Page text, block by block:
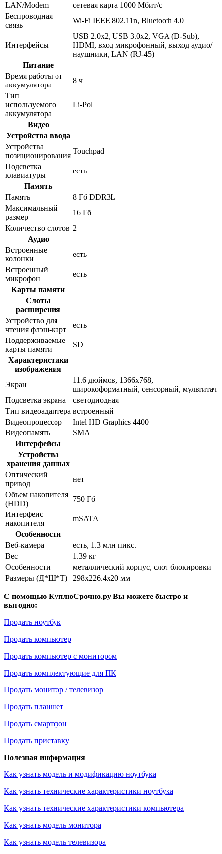
LAN/Modem
сетевая карта 1000 Мбит/c
Беспроводная
связь
Wi-Fi IEEE 802.11n, Bluetooth 4.0
Интерфейсы
USB 2.0x2, USB 3.0x2, VGA (D-Sub),
HDMI, вход микрофонный, выход аудио/
наушники, LAN (RJ-45)
Питание
Время работы от
аккумулятора
8 ч
Тип
используемого
аккумулятора
Li-Pol
Видео
Устройства ввода
Устройства
позиционирования
Touchpad
Подсветка
клавиатуры
есть
Память
Память
8 Гб DDR3L
Максимальный
размер
16 Гб
Количество слотов 2
Аудио
Встроенные
колонки
есть
Встроенный
микрофон
есть
Карты памяти
Слоты
расширения
Устройство для
чтения флэш-карт
есть
Поддерживаемые
карты памяти
SD
Характеристики
изображения
Экран
11.6 дюймов, 1366x768,
широкоформатный, сенсорный, мультитач
Подсветка экрана
светодиодная
Тип видеоадаптера встроенный
Видеопроцессор
Intel HD Graphics 4400
Видеопамять
SMA
Интерфейсы
Устройства
хранения данных
Оптический
привод
нет
Объем накопителя
(HDD)
750 Гб
Интерфейс
накопителя
mSATA
Особенности
Веб-камера
есть, 1.3 млн пикс.
Вес
1.39 кг
Особенности
металлический корпус, слот блокировки
Размеры (Д*Ш*Т)
298x226.4x20 мм
С помощью КуплюСрочно.ру Вы можете быстро и
выгодно:
Продать ноутбук
Продать компьютер
Продать компьютер с монитором
Продать комплектующие для ПК
Продать монитор / телевизор
Продать планшет
Продать смартфон
Продать приставку
Полезная информация
Как узнать модель и модификацию ноутбука
Как узнать технические характеристики ноутбука
Как узнать технические характеристики компьютера
Как узнать модель монитора
Как узнать модель телевизора